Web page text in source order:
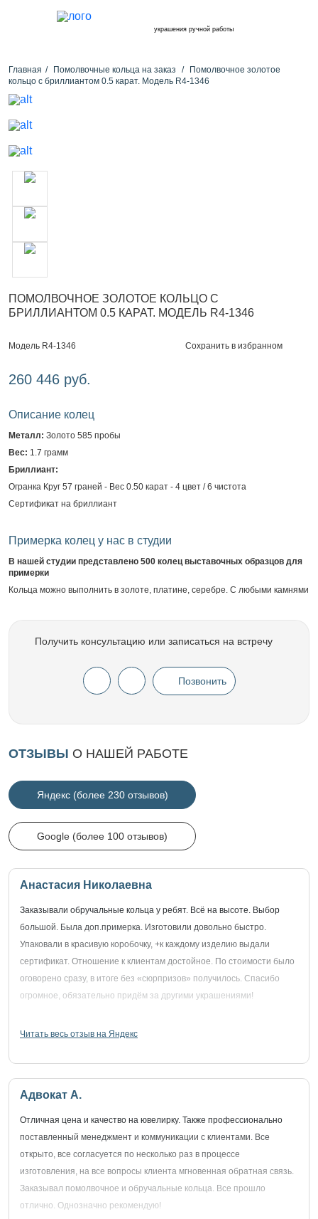
украшения ручной работы
Главная Помолвочные кольца на заказ
Помолвочное золотое
кольцо с бриллиантом 0.5 карат. Модель R4-1346
ПОМОЛВОЧНОЕ ЗОЛОТОЕ КОЛЬЦО С
БРИЛЛИАНТОМ 0.5 КАРАТ. МОДЕЛЬ R4-1346
Модель R4-1346 Сохранить в избранном
260 446 руб.
Описание колец
Металл: Золото 585 пробы
Вес: 1.7 грамм
Бриллиант:
Огранка Круг 57 граней - Вес 0.50 карат - 4 цвет / 6 чистота
Сертификат на бриллиант
Примерка колец у нас в студии
В нашей студии представлено 500 колец выставочных образцов для
примерки
Кольца можно выполнить в золоте, платине, серебре. С любыми камнями
Получить консультацию или записаться на встречу
Позвонить
ОТЗЫВЫ О НАШЕЙ РАБОТЕ
Яндекс (более 230 отзывов)
Google (более 100 отзывов)
Анастасия Николаевна
Заказывали обручальные кольца у ребят. Всё на высоте. Выбор
большой. Была доп.примерка. Изготовили довольно быстро.
Упаковали в красивую коробочку, +к каждому изделию выдали
сертификат. Отношение к клиентам достойное. По стоимости было
оговорено сразу, в итоге без «сюрпризов» получилось. Спасибо
огромное, обязательно придём за другими украшениями!
Читать весь отзыв на Яндекс
Адвокат А.
Отличная цена и качество на ювелирку. Также профессионально
поставленный менеджмент и коммуникации с клиентами. Все
открыто, все согласуется по несколько раз в процессе
изготовления, на все вопросы клиента мгновенная обратная связь.
Заказывал помолвочное и обручальные кольца. Все прошло
отлично. Однозначно рекомендую!